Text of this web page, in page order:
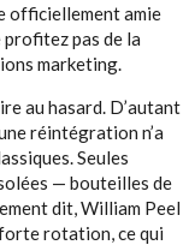
officiellement amie
profitez pas de la
marketing.
au hasard. D’autant
réintégration n’a
Seules
— bouteilles de
dit, William Peel
rotation, ce qui